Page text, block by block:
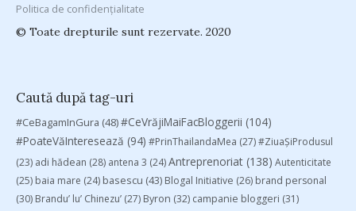
Politica de confidențialitate
© Toate drepturile sunt rezervate. 2020
Caută după tag-uri
#CeBagamInGura (48)#CeVrăjiMaiFacBloggerii (104)
#PoateVăInteresează (94) #PrinThailandaMea (27)#ZiuaȘiProdusul
(23) adi hădean (28) antena 3 (24)Antreprenoriat (138) Autenticitate
(25) baia mare (24) basescu (43) Blogal Initiative (26) brand personal
(30) Brandu’ lu’ Chinezu’ (27) Byron (32) campanie bloggeri (31)